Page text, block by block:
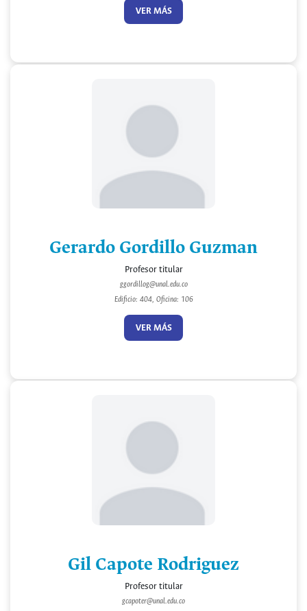
VER MÁS
Gerardo Gordillo Guzman
Profesor titular
ggordillog@unal.edu.co
Edificio: 404, Oficina: 106
VER MÁS
Gil Capote Rodriguez
Profesor titular
gcapoter@unal.edu.co